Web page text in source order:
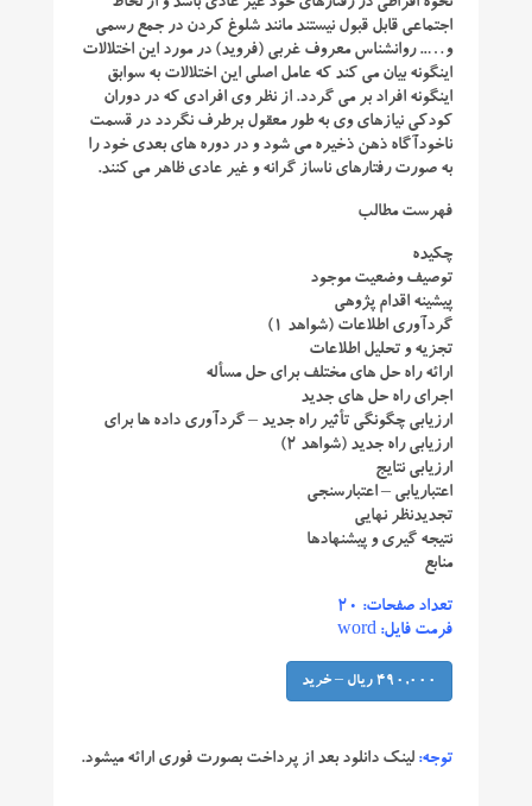
نحوه افراطی در رفتارهای خود غیر عادی باشد و از لحاظ
اجتماعی قابل قبول نیستند مانند شلوغ کردن در جمع رسمی
و….. روانشناس معروف غربی (فروید) در مورد این اختلالات
اینگونه بیان می کند که عامل اصلی این اختلالات به سوابق
اینگونه افراد بر می گردد. از نظر وی افرادی که در دوران
کودکی نیازهای وی به طور معقول برطرف نگردد در قسمت
ناخودآگاه ذهن ذخیره می شود و در دوره های بعدی خود را
به صورت رفتارهای ناساز گرانه و غیر عادی ظاهر می کنند.
فهرست مطالب
چکیده
توصیف وضعیت موجود
پیشینه اقدام پژوهی
گردآوری اطلاعات (شواهد ۱)
تجزیه و تحلیل اطلاعات
ارائه راه حل های مختلف برای حل مسأله
اجرای راه حل های جدید
ارزیابی چگونگی تأثیر راه جدید – گردآوری داده ها برای
ارزیابی راه جدید (شواهد ۲)
ارزیابی نتایج
اعتباریابی – اعتبارسنجی
تجدیدنظر نهایی
نتیجه گیری و پیشنهادها
منابع
تعداد صفحات: ۲۰
فرمت فایل: word
490,000 ریال – خرید
توجه: لینک دانلود بعد از پرداخت بصورت فوری ارائه میشود.